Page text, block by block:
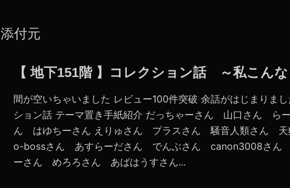
添付元
【 地下151階 】コレクション話 ～私こん
間が空いちゃいました レビュー100件突破 余話がはじまりま
ション話 テーマ置き手紙紹介 だっちゃーさん 山口さん ら
ん はゆちーさん えりゅさん プラスさん 騒音人類さん 天
o-bossさん あすらーださん でんぶさん canon3008さん
ーさん めろろさん あばはうすさん...